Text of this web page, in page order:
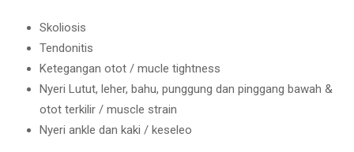
Skoliosis
Tendonitis
Ketegangan otot / mucle tightness
Nyeri Lutut, leher, bahu, punggung dan pinggang bawah &
otot terkilir / muscle strain
Nyeri ankle dan kaki / keseleo